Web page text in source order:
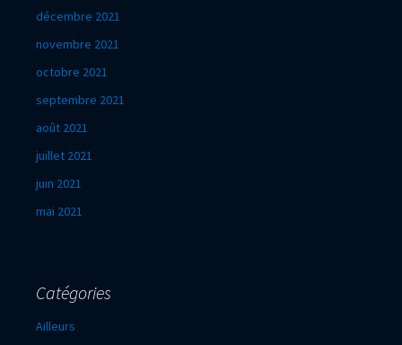
décembre 2021
novembre 2021
octobre 2021
septembre 2021
août 2021
juillet 2021
juin 2021
mai 2021
Catégories
Ailleurs